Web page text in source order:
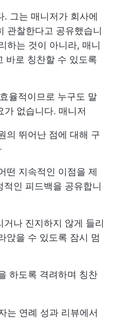
. 그는 매니저가 회사에
관찰한다고 공유했습니
하는 것이 아니라, 매니
바로 칭찬할 수 있도록
율적이므로 누구도 말
가 없습니다. 매니저
의 뛰어난 점에 대해 구
떤 지속적인 이점을 제
인 피드백을 공유합니
나 진지하지 않게 들리
앉을 수 있도록 잠시 멈
하도록 격려하며 칭찬
는 연례 성과 리뷰에서